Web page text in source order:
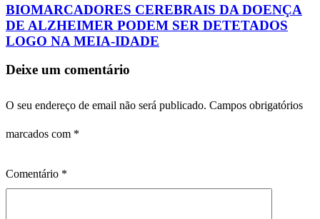
BIOMARCADORES CEREBRAIS DA DOENÇA
DE ALZHEIMER PODEM SER DETETADOS
LOGO NA MEIA-IDADE
Deixe um comentário
O seu endereço de email não será publicado. Campos obrigatórios
marcados com *
Comentário *